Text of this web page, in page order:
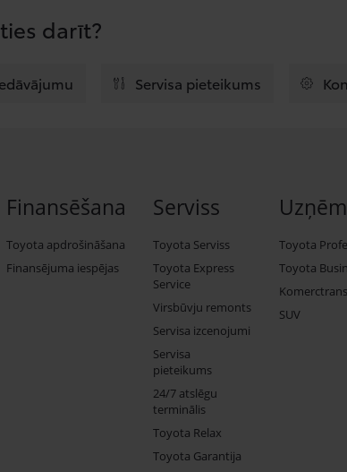
darīt?
Servisa pieteikums
Finansēšana
Toyota apdrošināšana
Finansējuma iespējas
Serviss
Toyota Serviss
Toyota Express
Service
Virsbūvju remonts
Servisa izcenojumi
Servisa
pieteikums
24/7 atslēgu
terminālis
Toyota Relax
Toyota Garantija
Toyota
Toyota
SUV